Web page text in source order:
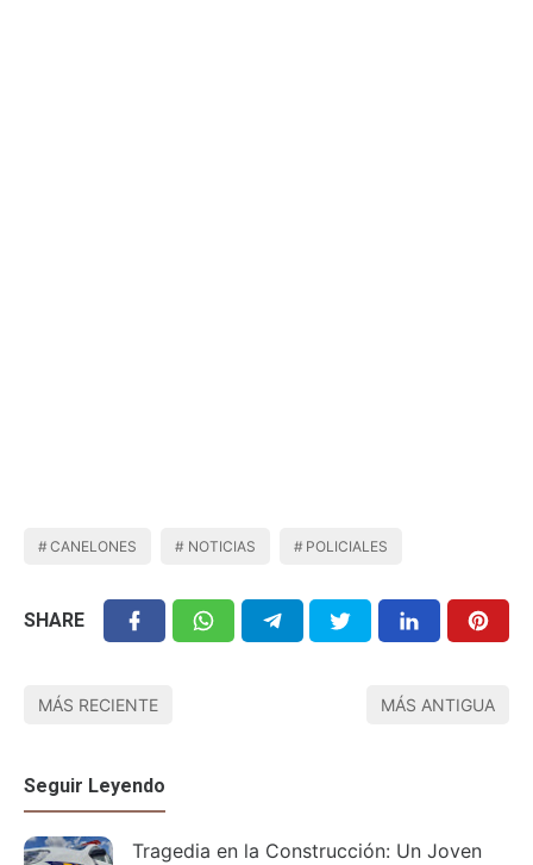
CANELONES NOTICIAS POLICIALES
SHARE
MÁS RECIENTE MÁS ANTIGUA
Seguir Leyendo
Tragedia en la Construcción: Un Joven